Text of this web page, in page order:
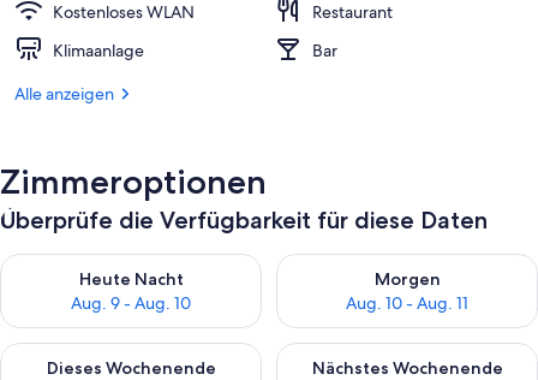
Kostenloses WLAN
Restaurant
Klimaanlage
Bar
Alle anzeigen
Zimmeroptionen
Überprüfe die Verfügbarkeit für diese Daten
Heute Nacht
Aug. 9 - Aug. 10
Überprüfe die Verfügbarkeit für heute Nacht, Aug. 9 - Aug.
Morgen
Aug. 10 - Aug. 11
Überprüfe die Verfügbarkeit
Dieses Wochenende
Überprüfe die Verfügbarkeit für dieses Wochenende, Aug. 14
Nächstes Wochenende
Überprüfe die Verfügbarkeit